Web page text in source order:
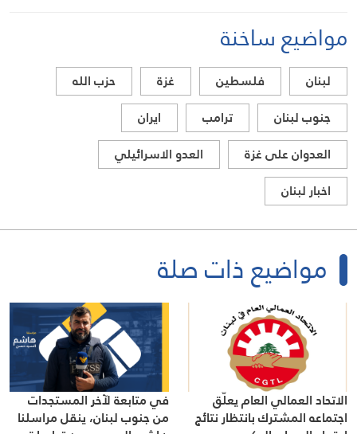
الصلة بالشأنين الداخلي والإقليميمواضيع ساخنة
لبنان فلسطين غزة
حزب الله
جنوب لبنان
ترامب
ايران
العدوان على غزة
العدو الاسرائيلي
اخبار لبنان
مواضيع ذات صلة
الاتحاد العمالي العام يعلّق
اجتماعه المشترك بانتظار نتائج
في متابعة لآخر المستجدات
من جنوب لبنان، ينقل مراسلنا